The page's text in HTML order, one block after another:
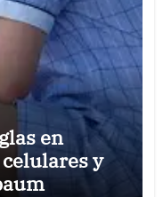
en
y